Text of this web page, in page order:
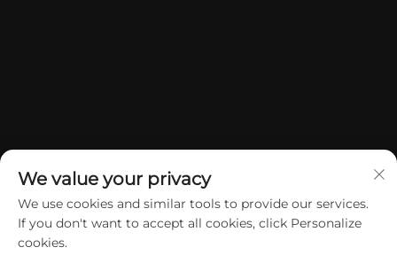
Ауторско право © 2026 Кина Донггуан Јуан Џие Гифтс &
Црафтс Цо, Лтд. Сва права су задржана.
We value your privacy
We use cookies and similar tools to provide our services.
If you don't want to accept all cookies, click Personalize
cookies.